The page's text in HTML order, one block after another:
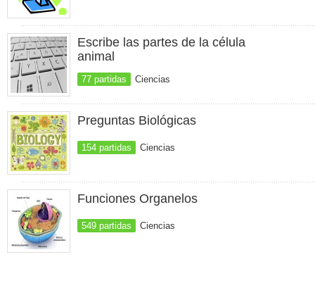
Escribe las partes de la célula
animal
77 partidas Ciencias
Preguntas Biológicas
154 partidas Ciencias
Funciones Organelos
549 partidas Ciencias